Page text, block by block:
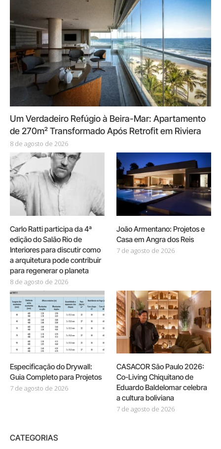
Um Verdadeiro Refúgio à Beira-Mar: Apartamento
de 270m² Transformado Após Retrofit em Riviera
8 de agosto de 2026
Carlo Ratti participa da 4ª
edição do Salão Rio de
Interiores para discutir como
a arquitetura pode contribuir
para regenerar o planeta
8 de agosto de 2026
João Armentano: Projetos e
Casa em Angra dos Reis
7 de agosto de 2026
Especificação do Drywall:
Guia Completo para Projetos
7 de agosto de 2026
CASACOR São Paulo 2026:
Co-Living Chiquitano de
Eduardo Baldelomar celebra
a cultura boliviana
7 de agosto de 2026
CATEGORIAS